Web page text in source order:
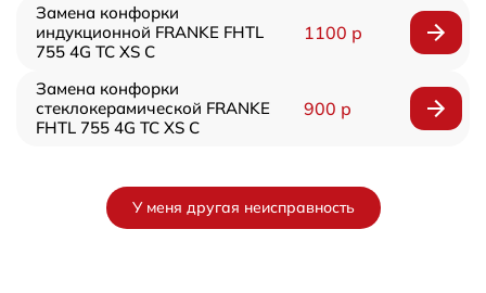
Замена конфорки
индукционной FRANKE FHTL
755 4G TC XS C
1100 р
Замена конфорки
стеклокерамической FRANKE
FHTL 755 4G TC XS C
900 р
У меня другая неисправность